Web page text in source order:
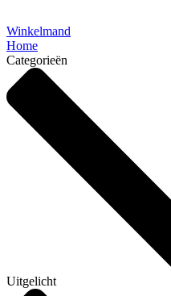
Winkelmand
Home
Categorieën
Uitgelicht